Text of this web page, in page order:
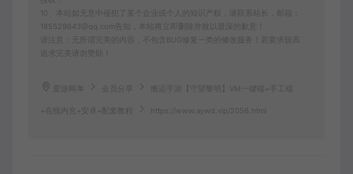
10、本站如无意中侵犯了某个企业或个人的知识产权，请联系站长，邮箱：
185529643@qq.com告知，本站将立即删除并致以最深的歉意！
请注意：无所谓完美的内容，不包含BUG修复一类的修改服务！若要求较高
追求完美请勿赞助！
爱游网单 搬运手游【守望黎明】VM一键端+手工端
+在线内充+安卓+配套教程 https://www.aywd.vip/2056.html